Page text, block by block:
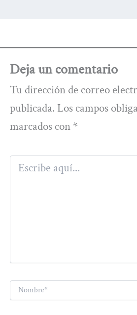
Deja un comentario
Tu dirección de correo
publicada. Los campos
marcados con *
aquí...
Nombre*